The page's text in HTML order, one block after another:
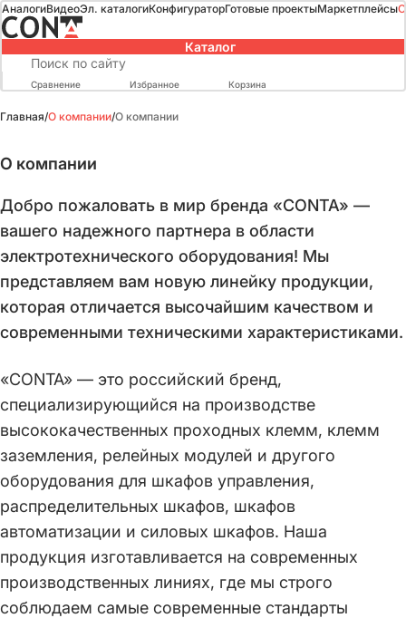
АналогиВидеоЭл. каталогиКонфигураторГотовые проектыМаркетплейсы
Каталог
Сравнение Избранное Корзина
Главная/О компании/О компании
О компании
Добро пожаловать в мир бренда «CONTA» —
вашего надежного партнера в области
электротехнического оборудования! Мы
представляем вам новую линейку продукции,
которая отличается высочайшим качеством и
современными техническими характеристиками.
«CONTA» — это российский бренд,
специализирующийся на производстве
высококачественных проходных клемм, клемм
заземления, релейных модулей и другого
оборудования для шкафов управления,
распределительных шкафов, шкафов
автоматизации и силовых шкафов. Наша
продукция изготавливается на современных
производственных линиях, где мы строго
соблюдаем самые современные стандарты